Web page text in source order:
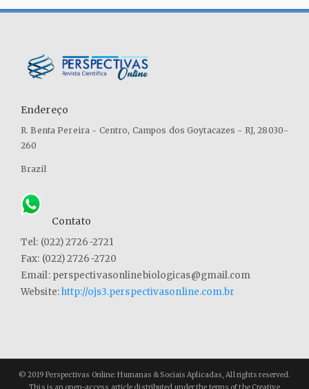
Endereço
R. Benta Pereira - Centro, Campos dos Goytacazes - RJ, 28030-
260
Brazil
Contato
Tel: (022) 2726-2721
Fax: (022) 2726-2720
Email: perspectivasonlinebiologicas@gmail.com
Website:http://ojs3.perspectivasonline.com.br
© 2019 Perspectivas Online: Humanas & Sociais Aplicadas, All rights reserved.